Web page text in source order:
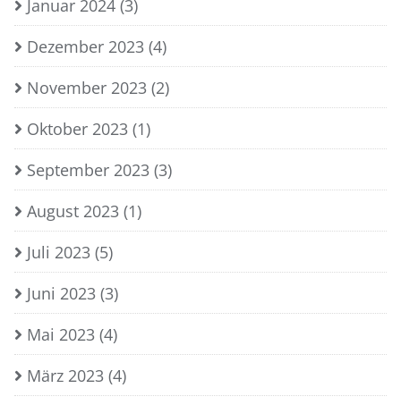
Januar 2024 (3)
Dezember 2023 (4)
November 2023 (2)
Oktober 2023 (1)
September 2023 (3)
August 2023 (1)
Juli 2023 (5)
Juni 2023 (3)
Mai 2023 (4)
März 2023 (4)